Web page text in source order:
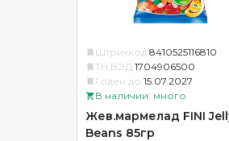
Штрихкод: 8410525116810
ТН ВЭД: 1704906500
Годен до: 15.07.2027
В наличии: много
Жев.мармелад FINI
Beans 85гр